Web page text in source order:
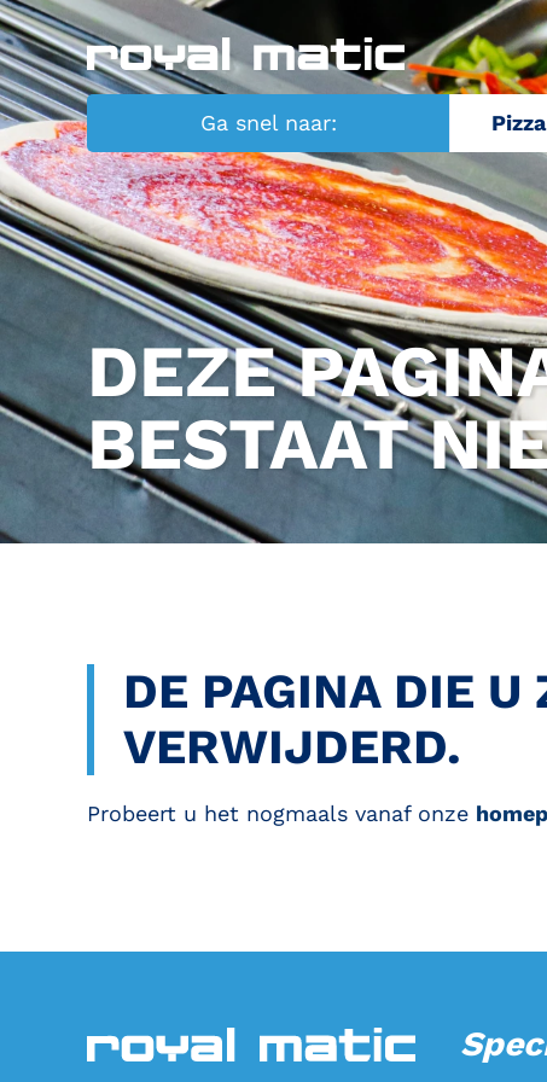
Ga snel naar:
DEZE
BESTAAT
DE PAGINA DIE U
VERWIJDERD.
Probeert u het nogmaals vanaf onze